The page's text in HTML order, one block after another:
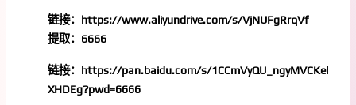
链接：https://www.aliyundrive.com/s/VjNUFgRrqVf
提取：6666
链接：https://pan.baidu.com/s/1CCmVyQU_ngyMVCKel
XHDEg?pwd=6666